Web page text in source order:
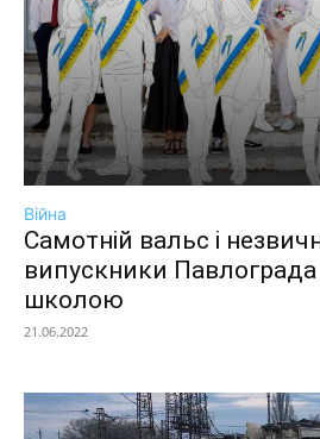
Війна
Самотній вальс і
випускники
школою
21.06.2022